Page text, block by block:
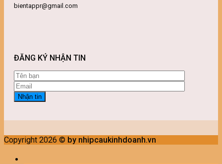
bientappr@gmail.com
ĐĂNG KÝ NHẬN TIN
Copyright 2026 © by nhipcaukinhdoanh.vn